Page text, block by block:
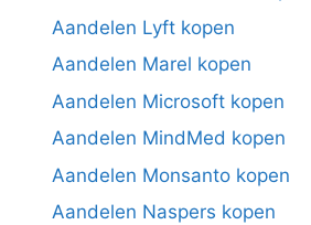
Aandelen Lyft kopen
Aandelen Marel kopen
Aandelen Microsoft kopen
Aandelen MindMed kopen
Aandelen Monsanto kopen
Aandelen Naspers kopen